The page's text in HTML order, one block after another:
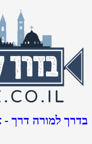
בדרך למורה דרך